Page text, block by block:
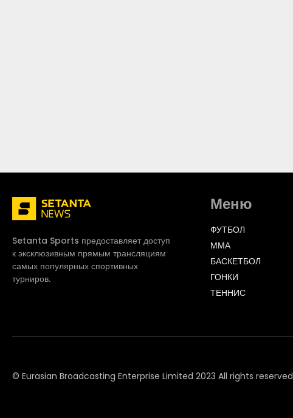
Setanta Sports предоставляет доступ
к эксклюзивным прямым трансляциям
самых популярных спортивных
турниров.
Меню
ФУТБОЛ
ММА
БАСКЕТБОЛ
ГОНКИ
ТЕННИС
© Eurasian Broadcasting Enterprise Limited 2023 All rights reserved